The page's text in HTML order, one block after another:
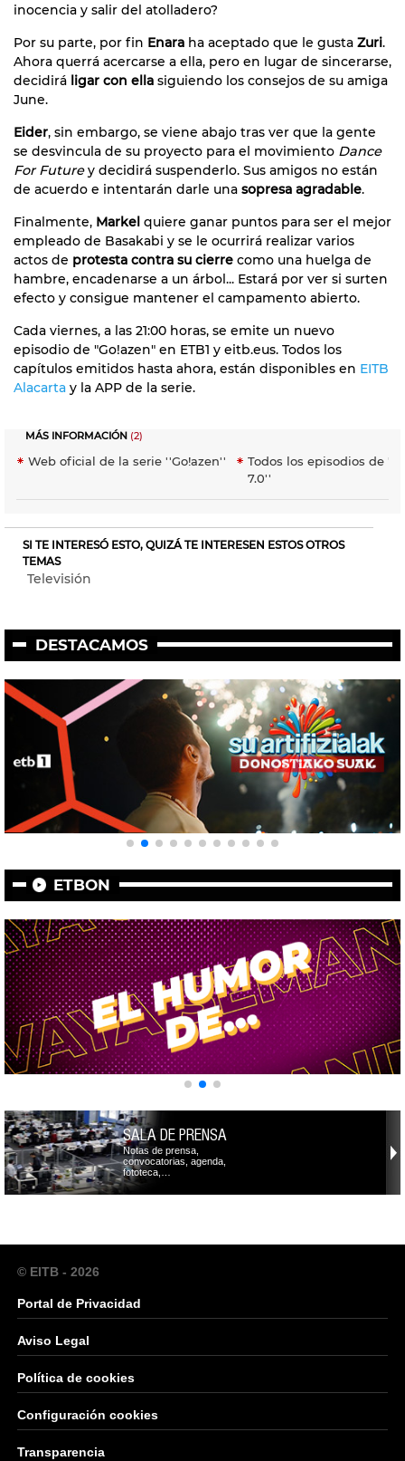
inocencia y salir del atolladero?
Por su parte, por fin Enara ha aceptado que le gusta Zuri.
Ahora querrá acercarse a ella, pero en lugar de sincerarse,
decidirá ligar con ella siguiendo los consejos de su amiga
June.
Eider, sin embargo, se viene abajo tras ver que la gente
se desvincula de su proyecto para el movimiento Dance
For Futurey decidirá suspenderlo. Sus amigos no están
de acuerdo e intentarán darle una sopresa agradable.
Finalmente, Markel quiere ganar puntos para ser el mejor
empleado de Basakabi y se le ocurrirá realizar varios
actos de protesta contra su cierre como una huelga de
hambre, encadenarse a un árbol... Estará por ver si surten
efecto y consigue mantener el campamento abierto.
Cada viernes, a las 21:00 horas, se emite un nuevo
episodio de "Go!azen" en ETB1 y eitb.eus. Todos los
capítulos emitidos hasta ahora, están disponibles en EITB
Alacarta y la APP de la serie.
MÁS INFORMACIÓN (2)
Web oficial de la serie ''Go!azen''
Todos los episodios de
7.0''
SI TE INTERESÓ ESTO, QUIZÁ TE INTERESEN ESTOS OTROS
TEMAS
Televisión
DESTACAMOS
ETBON
SALA DE PRENSA
Notas de prensa,
convocatorias, agenda,
fototeca,…
© EITB - 2026
Portal de Privacidad
Aviso Legal
Política de cookies
Configuración cookies
Transparencia